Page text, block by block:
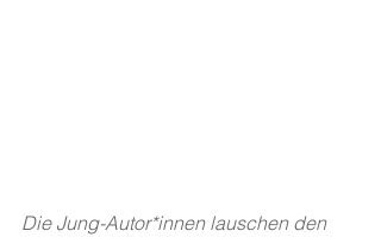
Die Jung-Autor*innen lauschen den